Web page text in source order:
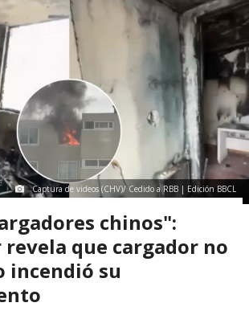
Captura de videos (CHV)/ Cedido a RBB | Edición BBCL
chinos":
que cargador no
incendió su